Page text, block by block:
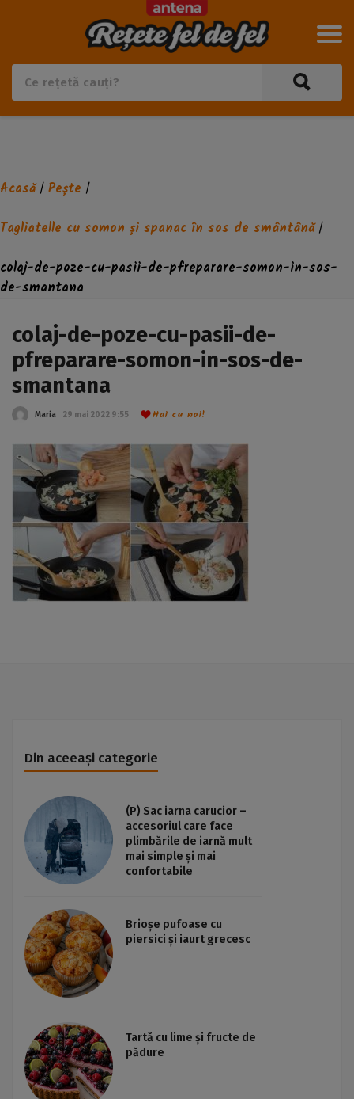
Acasă/ Pește /
Tagliatelle cu somon și spanac în sos de smântână/
colaj-de-poze-cu-pasii-de-pfreparare-somon-in-sos-
de-smantana
colaj-de-poze-cu-pasii-de-
pfreparare-somon-in-sos-de-
smantana
Maria 29 mai 2022 9:55 Hai cu noi!
Din aceeași categorie
(P) Sac iarna carucior –
accesoriul care face
plimbările de iarnă mult
mai simple și mai
confortabile
Brioșe pufoase cu
piersici și iaurt grecesc
Tartă cu lime și fructe de
pădure